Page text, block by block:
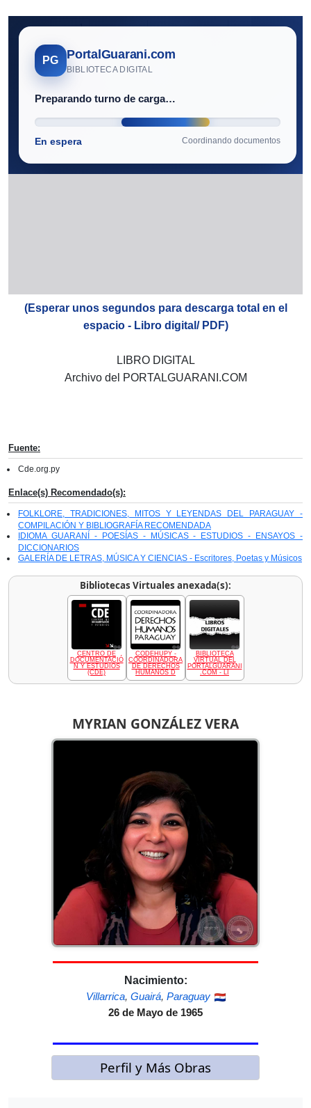
MYRIAN GONZÁLEZ VERA
Nacimiento:
Villarrica, Guairá, Paraguay
26 de Mayo de 1965
Perfil y Más Obras
(Esperar unos segundos para descarga total en el
espacio - Libro digital/ PDF)
LIBRO DIGITAL
Archivo del PORTALGUARANI.COM
Fuente:
Cde.org.py
Enlace(s) Recomendado(s):
FOLKLORE, TRADICIONES, MITOS Y LEYENDAS DEL PARAGUAY -
COMPILACIÓN Y BIBLIOGRAFÍA RECOMENDADA
IDIOMA GUARANÍ - POESÍAS - MÚSICAS - ESTUDIOS - ENSAYOS -
DICCIONARIOS
GALERÍA DE LETRAS, MÚSICA Y CIENCIAS - Escritores, Poetas y Músicos
Bibliotecas Virtuales anexada(s):
CENTRO DE
DOCUMENTACIÓ
N Y ESTUDIOS
(CDE)
CODEHUPY -
COORDINADORA
DE DERECHOS
HUMANOS D
BIBLIOTECA
VIRTUAL DEL
PORTALGUARANI
.COM - LI